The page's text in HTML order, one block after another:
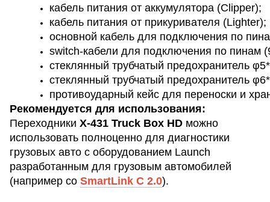
кабель питания от аккумулятора (Clipper);
кабель питания от прикуривателя (Lighter);
основной кабель для подключения по
switch-кабели для подключения по пинам
стеклянный трубчатый предохранитель
стеклянный трубчатый предохранитель
противоударный кейс для переноски и
Рекомендуется для использования:
Переходники X-431 Truck Box HD можно
использовать полноценно для диагностики
грузовых авто с оборудованием Launch
разработанным для грузовым автомобилей
(например со SmartLink C 2.0).